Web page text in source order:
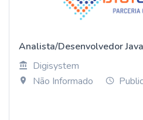
Analista/Desenvolvedor
Digisystem
Não Informado